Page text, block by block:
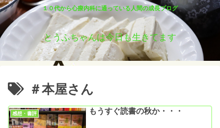
１０代から心療内科に通っている人間の成長ブログ
とうふちゃんは今日も生きてます
＃本屋さん
感想・書評 もうすぐ読書の秋か・・・